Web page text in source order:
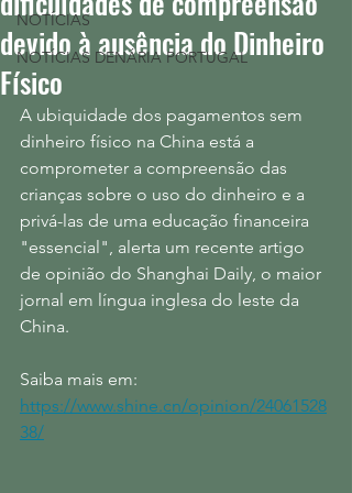
NOTÍCIAS
NOTÍCIAS DENÁRIA PORTUGAL
devido à ausência do Dinheiro
Físico
A ubiquidade dos pagamentos sem
dinheiro físico na China está a
comprometer a compreensão das
crianças sobre o uso do dinheiro e a
privá-las de uma educação financeira
"essencial", alerta um recente artigo
de opinião do Shanghai Daily, o maior
jornal em língua inglesa do leste da
China.
Saiba mais em:
https://www.shine.cn/opinion/24061528
38/